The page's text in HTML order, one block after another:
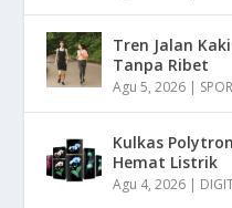
Tren Jalan
Tanpa Ribet
Agu 5, 2026 |
Kulkas
Hemat Listrik
Agu 4, 2026 |